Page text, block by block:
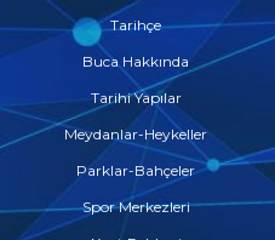
Tarihçe
Buca Hakkında
Tarihi Yapılar
Meydanlar-Heykeller
Parklar-Bahçeler
Spor Merkezleri